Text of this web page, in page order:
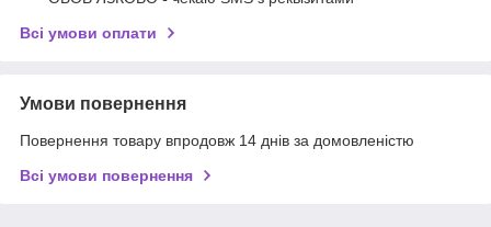
Всі умови оплати
Умови повернення
Повернення товару впродовж 14 днів за домовленістю
Всі умови повернення